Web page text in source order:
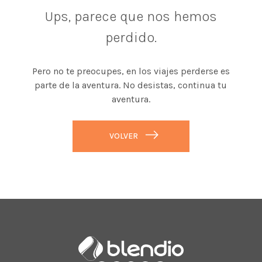
Ups, parece que nos hemos
perdido.
Pero no te preocupes, en los viajes perderse es
parte de la aventura. No desistas, continua tu
aventura.
VOLVER